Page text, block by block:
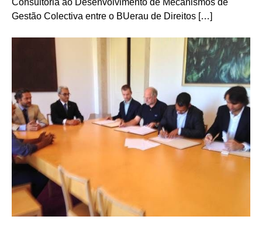
Consultoria ao Desenvolvimento de Mecanismos de
Gestão Colectiva entre o BUerau de Direitos […]